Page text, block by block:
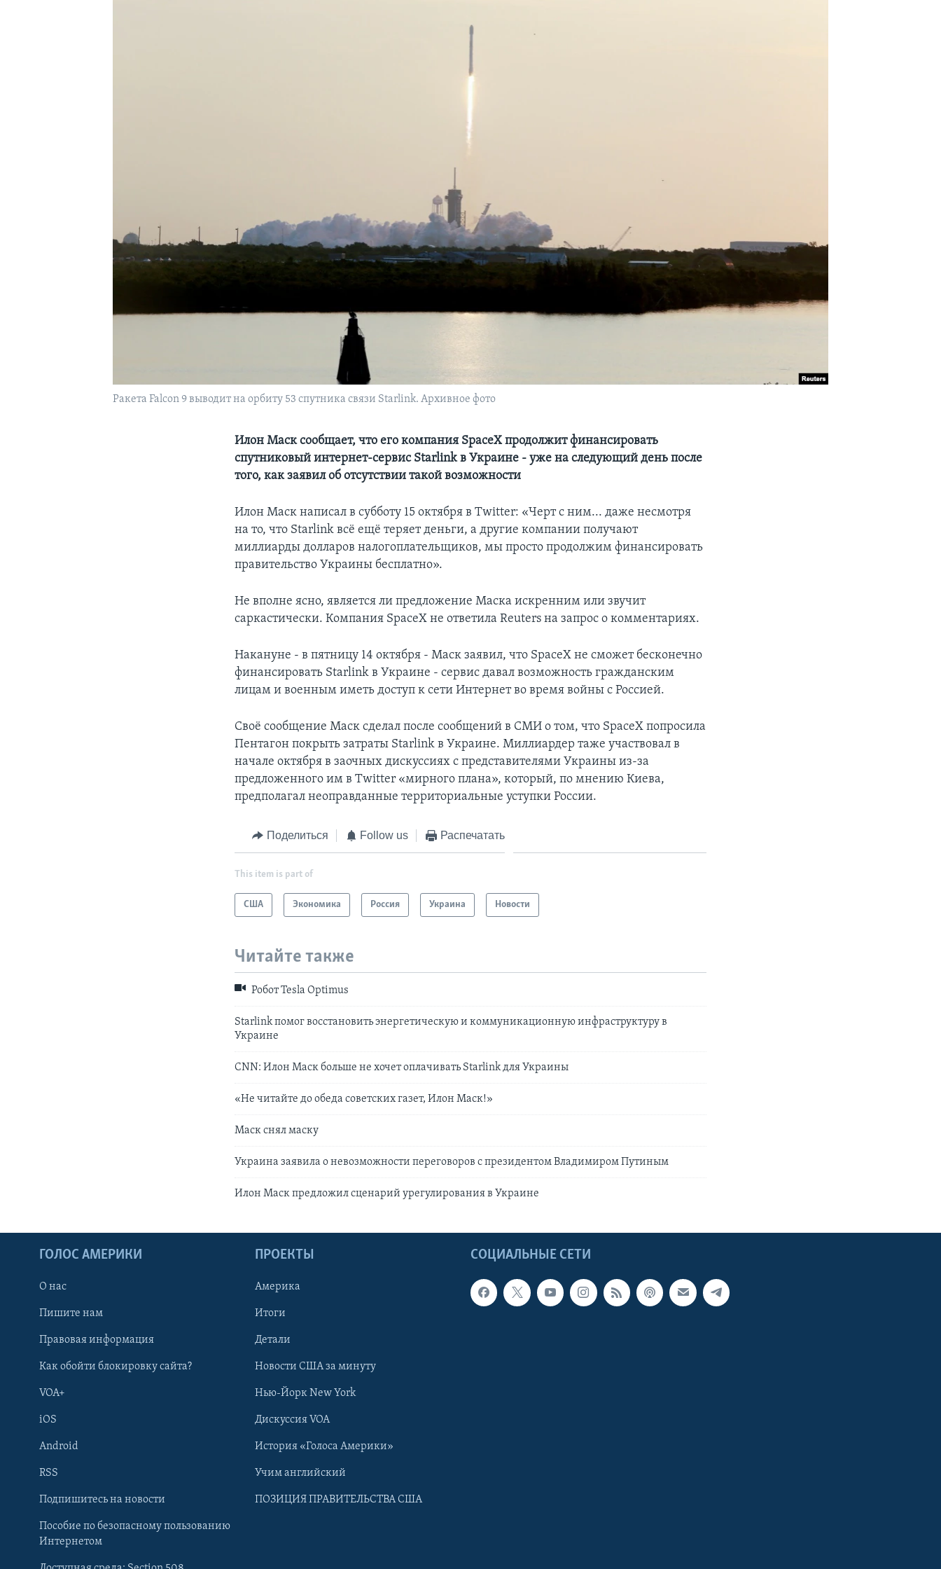
Learning English
Ракета Falcon 9 выводит на орбиту 53 спутника связи Starlink. Архивное фото
Илон Маск сообщает, что его компания SpaceX продолжит финансировать
спутниковый интернет-сервис Starlink в Украине - уже на следующий день после
того, как заявил об отсутствии такой возможности
Илон Маск написал в субботу 15 октября в Twitter: «Черт с ним... даже несмотря
на то, что Starlink всё ещё теряет деньги, а другие компании получают
миллиарды долларов налогоплательщиков, мы просто продолжим финансировать
правительство Украины бесплатно».
Не вполне ясно, является ли предложение Маска искренним или звучит
саркастически. Компания SpaceX не ответила Reuters на запрос о комментариях.
Накануне - в пятницу 14 октября - Маск заявил, что SpaceX не сможет бесконечно
финансировать Starlink в Украине - сервис давал возможность гражданским
лицам и военным иметь доступ к сети Интернет во время войны с Россией.
Своё сообщение Маск сделал после сообщений в СМИ о том, что SpaceX попросила
Пентагон покрыть затраты Starlink в Украине. Миллиардер таже участвовал в
начале октября в заочных дискуссиях с представителями Украины из-за
предложенного им в Twitter «мирного плана», который, по мнению Киева,
предполагал неоправданные территориальные уступки России.
Поделиться Follow us Распечатать
This item is part of
США Экономика Россия Украина Новости
Читайте также
Робот Tesla Optimus
Starlink помог восстановить энергетическую и коммуникационную инфраструктуру в
Украине
CNN: Илон Маск больше не хочет оплачивать Starlink для Украины
«Не читайте до обеда советских газет, Илон Маск!»
Маск снял маску
Украина заявила о невозможности переговоров с президентом Владимиром Путиным
Илон Маск предложил сценарий урегулирования в Украине
СОЦИАЛЬНЫЕ СЕТИ
ГОЛОС АМЕРИКИ
О нас
Пишите нам
Правовая информация
Как обойти блокировку сайта?
VOA+
iOS
Android
RSS
Подпишитесь на новости
Пособие по безопасному пользованию
Интернетом
ПРОЕКТЫ
Америка
Итоги
Детали
Новости США за минуту
Нью-Йорк New York
Дискуссия VOA
История «Голоса Америки»
Учим английский
ПОЗИЦИЯ ПРАВИТЕЛЬСТВА США